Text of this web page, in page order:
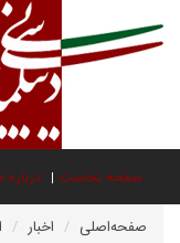
صفحه نخست درباره
صفحه‌اصلی اخبار